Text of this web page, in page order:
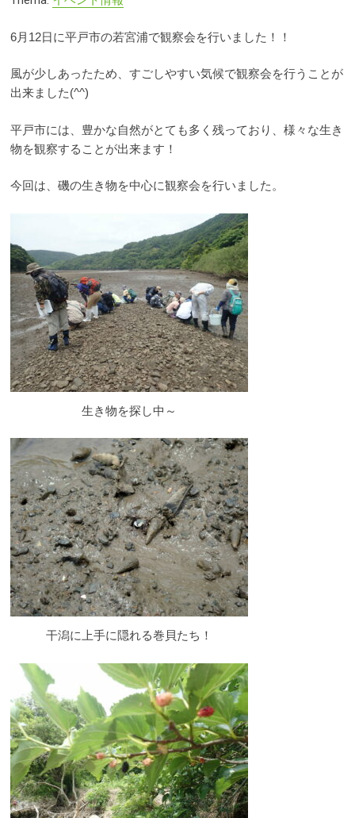
6月12日に平戸市の若宮浦で観察会を行いました！！
風が少しあったため、すごしやすい気候で観察会を行うことが
出来ました(^^)
平戸市には、豊かな自然がとても多く残っており、様々な生き
物を観察することが出来ます！
今回は、磯の生き物を中心に観察会を行いました。
生き物を探し中～
干潟に上手に隠れる巻貝たち！